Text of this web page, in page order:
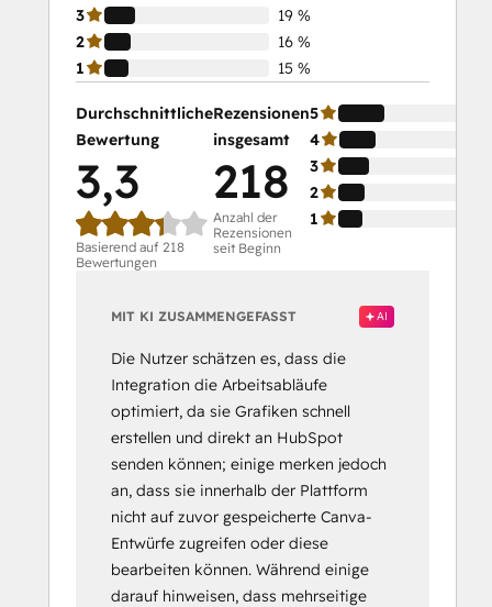
3
19 %
2
16 %
1
15 %
Durchschnittliche
Bewertung
3,3
Basierend auf 218
Bewertungen
Rezensionen
insgesamt
218
Anzahl der
Rezensionen
seit Beginn
5
4
3
2
1
MIT KI ZUSAMMENGEFASST AI
Die Nutzer schätzen es, dass die
Integration die Arbeitsabläufe
optimiert, da sie Grafiken schnell
erstellen und direkt an HubSpot
senden können; einige merken jedoch
an, dass sie innerhalb der Plattform
nicht auf zuvor gespeicherte Canva-
Entwürfe zugreifen oder diese
bearbeiten können. Während einige
darauf hinweisen, dass mehrseitige